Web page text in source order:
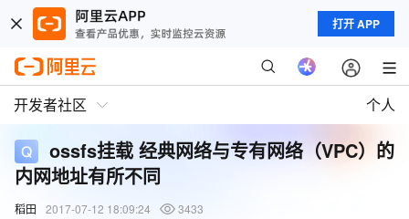
打开 APP
开发者社区 个人
ossfs挂载 经典网络与专有网络（VPC）的
内网地址有所不同
稻田 2017-07-12 18:09:24
3433